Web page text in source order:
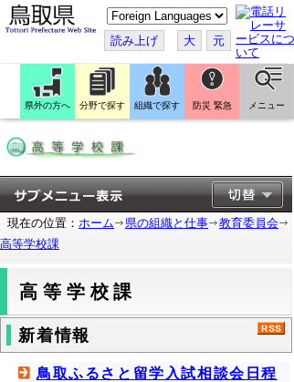
こ
の
ペ
ー
ジ
を
翻
訳
す
読み上げ 大 元
県外の方へ 分野で探す 組織で探す 防災 緊急 メニュー
現在の位置： ホーム 県の組織と仕事
教育委員会
高等学校課
高等学校課
新着情報
鳥取ふるさと留学入試相談会日程